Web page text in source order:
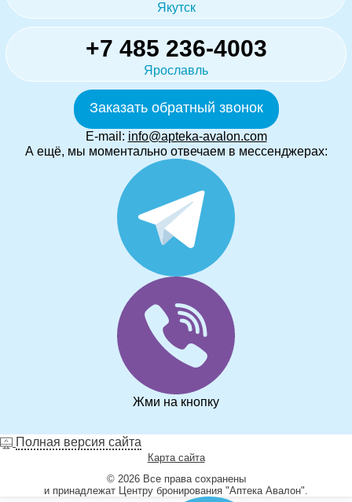
Якутск
+7 485 236-4003
Ярославль
Заказать обратный звонок
E-mail: info@apteka-avalon.com
А ещё, мы моментально отвечаем в мессенджерах:
Жми на кнопку
Полная версия сайта
Карта сайта
© 2026 Все права сохранены
и принадлежат Центру бронирования "Аптека Авалон".